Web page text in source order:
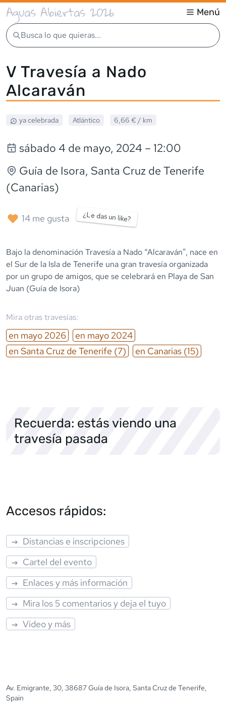
Aguas Abiertas 2026 Menú
Busca lo que quieras...
V Travesía a Nado
Alcaraván
ya celebrada Atlántico 6,66 € / km
sábado 4 de mayo, 2024 – 12:00
Guía de Isora, Santa Cruz de Tenerife
(Canarias)
14 me gusta ¿Le das un like?
Bajo la denominación Travesía a Nado “Alcaraván”, nace en
el Sur de la Isla de Tenerife una gran travesía organizada
por un grupo de amigos, que se celebrará en Playa de San
Juan (Guía de Isora)
Mira otras travesías:
en mayo 2026 en mayo 2024
en Santa Cruz de Tenerife (7) en Canarias (15)
Recuerda: estás viendo una
travesía pasada
Accesos rápidos:
Distancias e inscripciones
Cartel del evento
Enlaces y más información
Mira los 5 comentarios y deja el tuyo
Video y más
Av. Emigrante, 30, 38687 Guía de Isora, Santa Cruz de Tenerife,
Spain